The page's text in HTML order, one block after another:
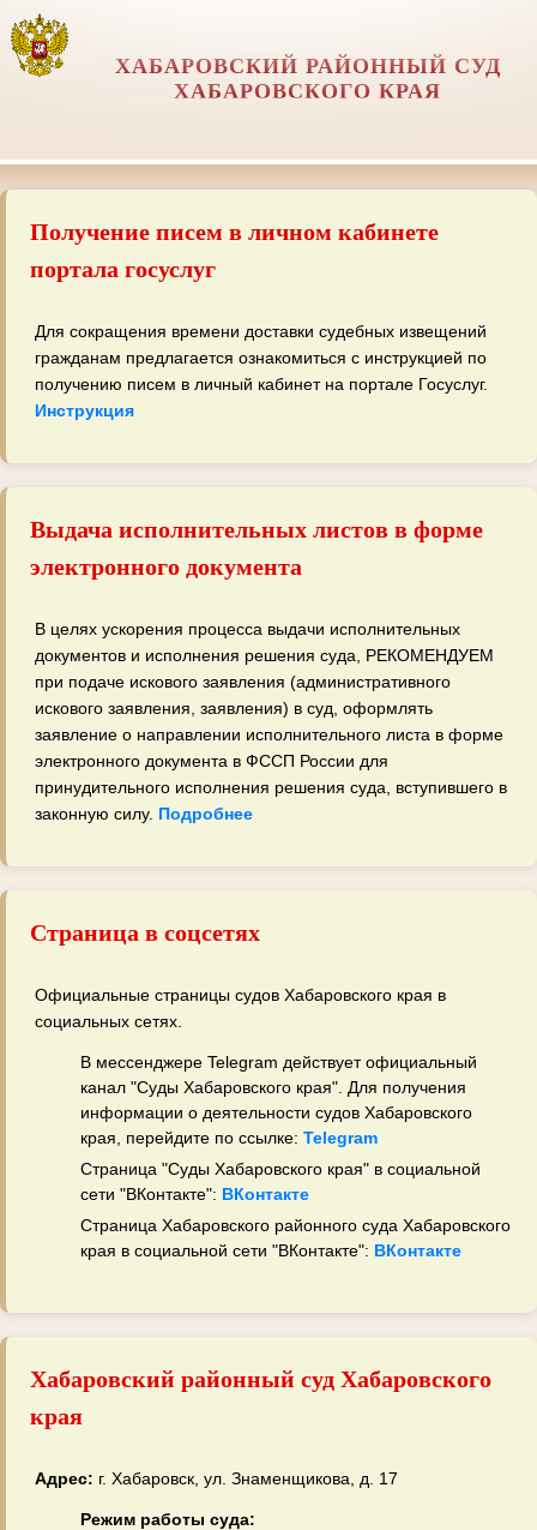
ХАБАРОВСКИЙ РАЙОННЫЙ СУД
ХАБАРОВСКОГО КРАЯ
Получение писем в личном кабинете
портала госуслуг
Для сокращения времени доставки судебных извещений
гражданам предлагается ознакомиться с инструкцией по
получению писем в личный кабинет на портале Госуслуг.
Инструкция
Выдача исполнительных листов в форме
электронного документа
В целях ускорения процесса выдачи исполнительных
документов и исполнения решения суда, РЕКОМЕНДУЕМ
при подаче искового заявления (административного
искового заявления, заявления) в суд, оформлять
заявление о направлении исполнительного листа в форме
электронного документа в ФССП России для
принудительного исполнения решения суда, вступившего в
законную силу. Подробнее
Страница в соцсетях
Официальные страницы судов Хабаровского края в
социальных сетях.
В мессенджере Telegram действует официальный
канал "Суды Хабаровского края". Для получения
информации о деятельности судов Хабаровского
края, перейдите по ссылке: Telegram
Страница "Суды Хабаровского края" в социальной
сети "ВКонтакте": ВКонтакте
Страница Хабаровского районного суда Хабаровского
края в социальной сети "ВКонтакте": ВКонтакте
Хабаровский районный суд Хабаровского
края
Адрес: г. Хабаровск, ул. Знаменщикова, д. 17
Режим работы суда: